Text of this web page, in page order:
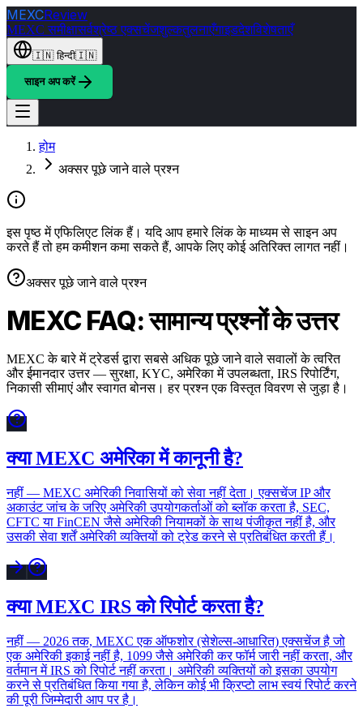
MEXCReview
MEXC समीक्षासर्वश्रेष्ठ एक्सचेंजशुल्कतुलनाएँगाइडदेशविशेषताएँ
🇮🇳 हिन्दी🇮🇳
साइन अप करें
होम
अक्सर पूछे जाने वाले प्रश्न
इस पृष्ठ में एफिलिएट लिंक हैं। यदि आप हमारे लिंक के माध्यम से साइन अप
करते हैं तो हम कमीशन कमा सकते हैं, आपके लिए कोई अतिरिक्त लागत नहीं।
अक्सर पूछे जाने वाले प्रश्न
MEXC FAQ: सामान्य प्रश्नों के उत्तर
MEXC के बारे में ट्रेडर्स द्वारा सबसे अधिक पूछे जाने वाले सवालों के त्वरित
और ईमानदार उत्तर — सुरक्षा, KYC, अमेरिका में उपलब्धता, IRS रिपोर्टिंग,
निकासी सीमाएं और स्वागत बोनस। हर प्रश्न एक विस्तृत विवरण से जुड़ा है।
क्या MEXC अमेरिका में कानूनी है?
नहीं — MEXC अमेरिकी निवासियों को सेवा नहीं देता। एक्सचेंज IP और
अकाउंट जांच के जरिए अमेरिकी उपयोगकर्ताओं को ब्लॉक करता है, SEC,
CFTC या FinCEN जैसे अमेरिकी नियामकों के साथ पंजीकृत नहीं है, और
उसकी सेवा शर्तें अमेरिकी व्यक्तियों को ट्रेड करने से प्रतिबंधित करती हैं।
क्या MEXC IRS को रिपोर्ट करता है?
नहीं — 2026 तक, MEXC एक ऑफशोर (सेशेल्स-आधारित) एक्सचेंज है जो
एक अमेरिकी इकाई नहीं है, 1099 जैसे अमेरिकी कर फॉर्म जारी नहीं करता, और
वर्तमान में IRS को रिपोर्ट नहीं करता। अमेरिकी व्यक्तियों को इसका उपयोग
करने से प्रतिबंधित किया गया है, लेकिन कोई भी क्रिप्टो लाभ स्वयं रिपोर्ट करने
की पूरी जिम्मेदारी आप पर है।